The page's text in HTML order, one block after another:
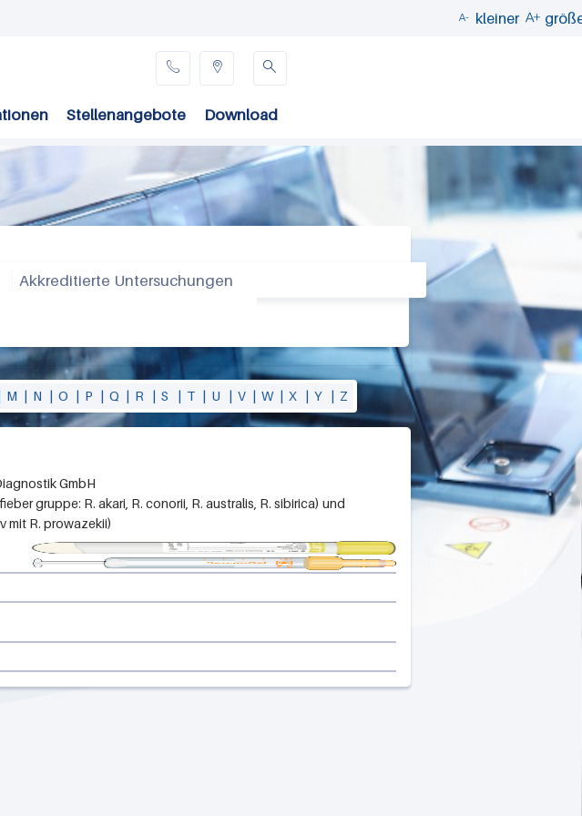
 kleiner 

Stellenangebote Download
 
Akkreditierte Untersuchungen
M | N | O | P | Q | R | S | T | U | V | W | X | Y | Z
GmbH
gruppe: R. akari, R. conorii, R. australis, R. sibirica) und
mit R. prowazekii)